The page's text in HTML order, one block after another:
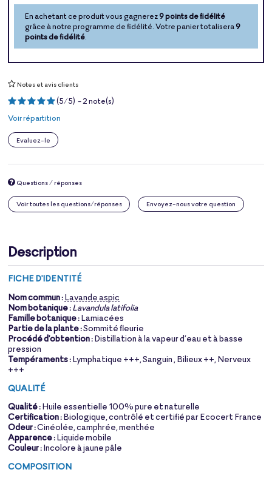
En achetant ce produit vous gagnerez9 points de fidélité
grâce à notre programme de fidélité. Votre panier totalisera9
points de fidélité
Notes et avis clients
(5/5) -2note(s)
Voir répartition
Evaluez-le
Questions / réponses
Voir toutes les questions/réponses Envoyez-nous votre question
Description
FICHE D'IDENTITÉ
Nom commun :Lavande aspic
Nom botanique :Lavandula latifolia
Famille botanique :Lamiacées
Partie de la plante :Sommité fleurie
Procédé d'obtention :Distillation à la vapeur d’eau et à basse
pression
Tempéraments :Lymphatique +++, Sanguin , Bilieux ++, Nerveux
+++
QUALITÉ
Qualité :Huile essentielle 100% pure et naturelle
Certification :Biologique, contrôlé et certifié par Ecocert France
Odeur :Cinéolée, camphrée, menthée
Apparence :Liquide mobile
Couleur :Incolore à jaune pâle
COMPOSITION